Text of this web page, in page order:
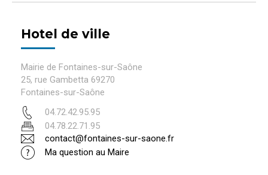
Hotel de ville
Mairie de Fontaines-sur-Saône
25, rue Gambetta 69270
Fontaines-sur-Saône
04.72.42.95.95
04.78.22.71.95
contact@fontaines-sur-saone.fr
Ma question au Maire